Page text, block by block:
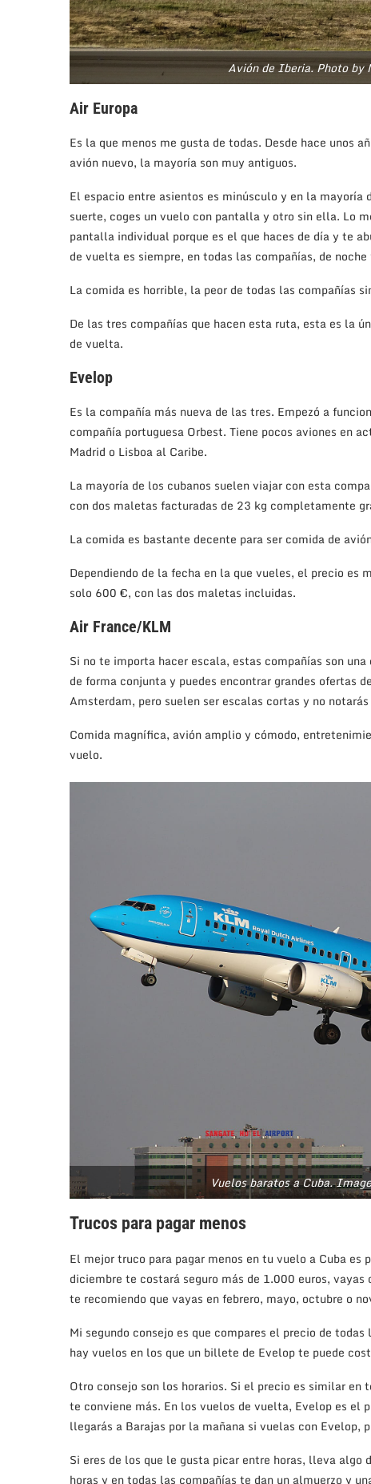
Avión de Iberia. Photo by
Air Europa
Es la que menos me gusta de todas. Desde hace unos
avión nuevo, la mayoría son muy antiguos.
El espacio entre asientos es minúsculo y en la
suerte, coges un vuelo con pantalla y otro sin ella. Lo
pantalla individual porque es el que haces de día y te
de vuelta es siempre, en todas las compañías, de
La comida es horrible, la peor de todas las compañías
De las tres compañías que hacen esta ruta, esta es la
de vuelta.
Evelop
Es la compañía más nueva de las tres. Empezó a
compañía portuguesa Orbest. Tiene pocos aviones en
Madrid o Lisboa al Caribe.
La mayoría de los cubanos suelen viajar con esta
con dos maletas facturadas de 23 kg completamente
La comida es bastante decente para ser comida de
Dependiendo de la fecha en la que vueles, el precio es
solo 600 €, con las dos maletas incluidas.
Air France/KLM
Si no te importa hacer escala, estas compañías son
de forma conjunta y puedes encontrar grandes ofertas
Amsterdam, pero suelen ser escalas cortas y no
Comida magnífica, avión amplio y cómodo,
vuelo.
Vuelos baratos a Cuba.
Trucos para pagar menos
El mejor truco para pagar menos en tu vuelo a Cuba
diciembre te costará seguro más de 1.000 euros,
te recomiendo que vayas en febrero, mayo, octubre o
Mi segundo consejo es que compares el precio de
hay vuelos en los que un billete de Evelop te puede
Otro consejo son los horarios. Si el precio es similar en
te conviene más. En los vuelos de vuelta, Evelop es
llegarás a Barajas por la mañana si vuelas con Evelop,
Si eres de los que le gusta picar entre horas, lleva algo
horas y en todas las compañías te dan un almuerzo y